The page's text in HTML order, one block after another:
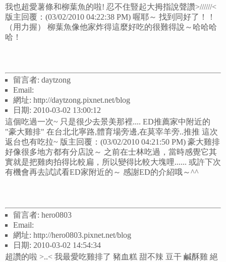
我也超愛薯條和柳葉魚的啦! 忍不住豎起大拇指說聲讚>//////<
版主回覆：(03/02/2010 04:22:38 PM) 喔耶～ 找到同好了！！
（用力握） 柳葉魚像他家炸得這麼好吃的很難得說～哈哈哈
哈！
留言者: daytzong
Email:
網址: http://daytzong.pixnet.net/blog
日期: 2010-03-02 13:00:12
這個吃過一次~ 只是很少去景美那裡.... ED推薦家中附近的
"豪大雞排" 在台北北寧路,體育場旁邊,在莫宰羊旁..推推 這次
返台也有吃拉~ 版主回覆：(03/02/2010 04:21:50 PM) 豪大雞排
好像很多地方都有分店說～ 之前在士林吃過，當時感覺它其
實就是把雞肉拍得比較扁，所以變得比較大塊哩...... 或許下次
有機會再去試試看ED家附近的～ 感謝ED的介紹哦～^^
留言者: hero0803
Email:
網址: http://hero0803.pixnet.net/blog
日期: 2010-03-02 14:54:34
超讚的啦 >..< 我最愛吃雞排了 豬血糕 甜不辣 豆干 鹹酥雞 絕